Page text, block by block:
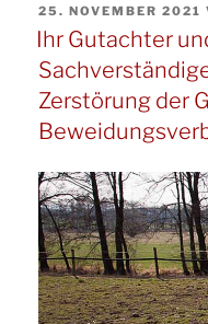
Pferde
und
ö.b.v.
Sachverständige
Pferde
informiert
zum
Thema:
VERÖFFENTLICHT
AM
25. NOVEMBER 2021
Ihr Gutachter
Zerstörung der